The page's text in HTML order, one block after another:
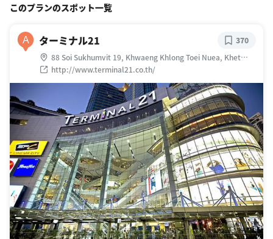
このプランのスポット一覧
A ターミナル21
88 Soi Sukhumvit 19, Khwaeng Khlong Toei Nuea, Khet
Watthana, Krung Thep Maha Nakhon 10110 タイ
http://www.terminal21.co.th/
370